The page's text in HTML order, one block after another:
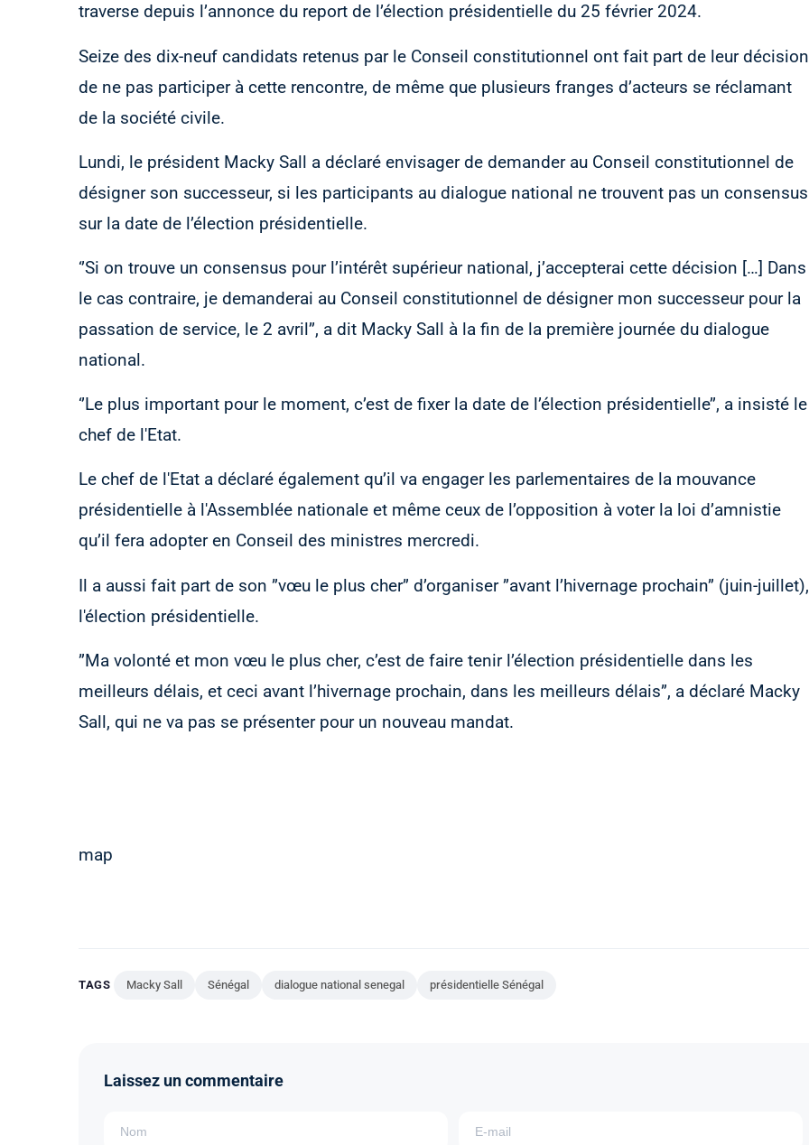
traverse depuis l’annonce du report de l’élection présidentielle du 25 février 2024.
Seize des dix-neuf candidats retenus par le Conseil constitutionnel ont fait part de leur décision
de ne pas participer à cette rencontre, de même que plusieurs franges d’acteurs se réclamant
de la société civile.
Lundi, le président Macky Sall a déclaré envisager de demander au Conseil constitutionnel de
désigner son successeur, si les participants au dialogue national ne trouvent pas un consensus
sur la date de l’élection présidentielle.
‘’Si on trouve un consensus pour l’intérêt supérieur national, j’accepterai cette décision […] Dans
le cas contraire, je demanderai au Conseil constitutionnel de désigner mon successeur pour la
passation de service, le 2 avril’’, a dit Macky Sall à la fin de la première journée du dialogue
national.
‘’Le plus important pour le moment, c’est de fixer la date de l’élection présidentielle’’, a insisté le
chef de l'Etat.
Le chef de l'Etat a déclaré également qu’il va engager les parlementaires de la mouvance
présidentielle à l'Assemblée nationale et même ceux de l’opposition à voter la loi d’amnistie
qu’il fera adopter en Conseil des ministres mercredi.
Il a aussi fait part de son ”vœu le plus cher” d’organiser ”avant l’hivernage prochain” (juin-juillet),
l'élection présidentielle.
”Ma volonté et mon vœu le plus cher, c’est de faire tenir l’élection présidentielle dans les
meilleurs délais, et ceci avant l’hivernage prochain, dans les meilleurs délais”, a déclaré Macky
Sall, qui ne va pas se présenter pour un nouveau mandat.
map
TAGS Macky Sall Sénégal dialogue national senegal présidentielle Sénégal
Laissez un commentaire